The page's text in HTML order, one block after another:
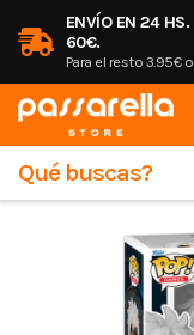
ENVÍO EN 24
60€.
Para el resto 3.95€